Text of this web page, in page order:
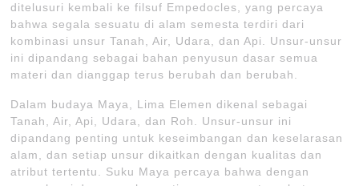
ditelusuri kembali ke filsuf Empedocles, yang percaya
bahwa segala sesuatu di alam semesta terdiri dari
kombinasi unsur Tanah, Air, Udara, dan Api. Unsur-unsur
ini dipandang sebagai bahan penyusun dasar semua
materi dan dianggap terus berubah dan berubah.
Dalam budaya Maya, Lima Elemen dikenal sebagai
Tanah, Air, Api, Udara, dan Roh. Unsur-unsur ini
dipandang penting untuk keseimbangan dan keselarasan
alam, dan setiap unsur dikaitkan dengan kualitas dan
atribut tertentu. Suku Maya percaya bahwa dengan